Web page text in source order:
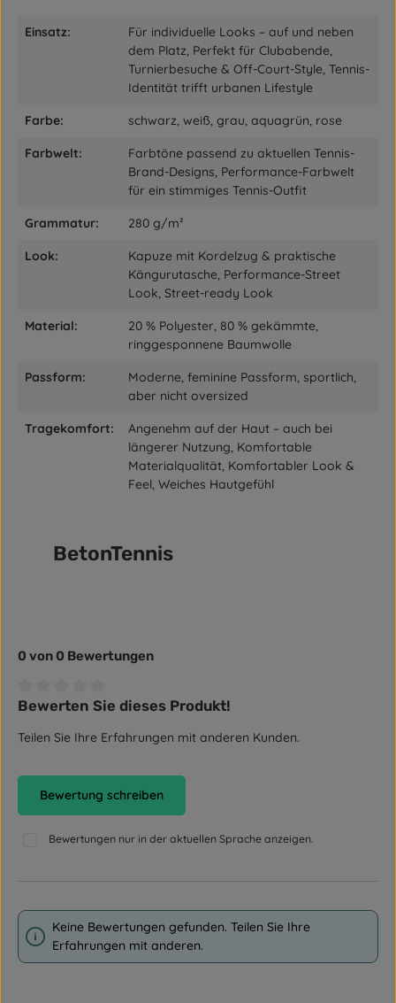
Einsatz:
Für individuelle Looks – auf und neben
dem Platz, Perfekt für Clubabende,
Turnierbesuche & Off-Court-Style, Tennis-
Identität trifft urbanen Lifestyle
Farbe: schwarz, weiß, grau, aquagrün, rose
Farbwelt:
Farbtöne passend zu aktuellen Tennis-
Brand-Designs, Performance-Farbwelt
für ein stimmiges Tennis-Outfit
Grammatur: 280 g/m²
Look:
Kapuze mit Kordelzug & praktische
Kängurutasche, Performance-Street
Look, Street-ready Look
Material:
20 % Polyester, 80 % gekämmte,
ringgesponnene Baumwolle
Passform:
Moderne, feminine Passform, sportlich,
aber nicht oversized
Tragekomfort:
Angenehm auf der Haut – auch bei
längerer Nutzung, Komfortable
Materialqualität, Komfortabler Look &
Feel, Weiches Hautgefühl
BetonTennis
0 von 0 Bewertungen
Durchschnittliche Bewertung von 0 von 5 Sternen
Bewerten Sie dieses Produkt!
Teilen Sie Ihre Erfahrungen mit anderen Kunden.
Bewertung schreiben
Bewertungen nur in der aktuellen Sprache anzeigen.
Keine Bewertungen gefunden. Teilen Sie Ihre
Erfahrungen mit anderen.